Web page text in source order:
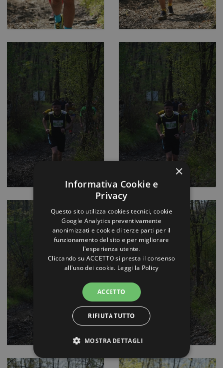
×
Informativa Cookie e
Privacy
Questo sito utilizza cookies tecnici, cookie
Google Analytics preventivamente
anonimizzati e cookie di terze parti per il
funzionamento del sito e per migliorare
l'esperienza utente.
Cliccando su ACCETTO si presta il consenso
all'uso dei cookie. Leggi la Policy
ACCETTO
RIFIUTA TUTTO
MOSTRA DETTAGLI
STATISTICHE